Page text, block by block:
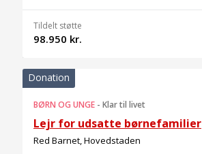
Tildelt støtte
98.950 kr.
Donation
BØRN OG UNGE - Klar til livet
Lejr for udsatte børnefamilier
Red Barnet, Hovedstaden